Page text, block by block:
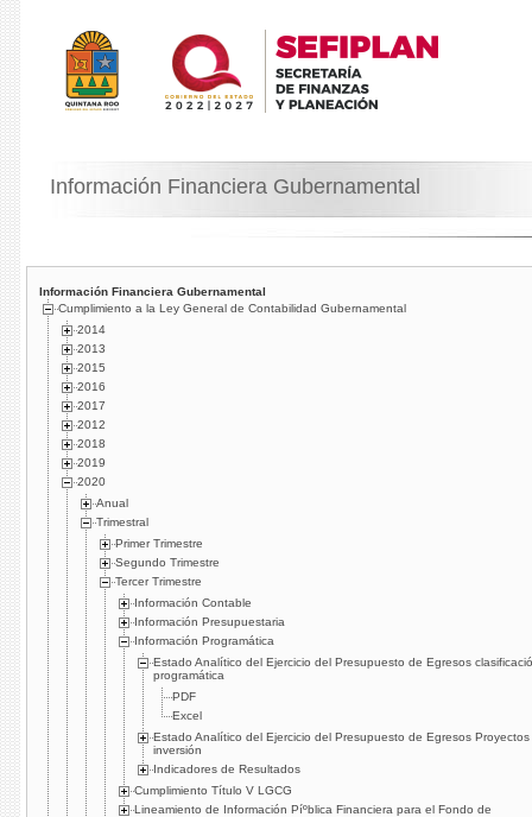
Información Financiera Gubernamental
Información Financiera Gubernamental
Cumplimiento a la Ley General de Contabilidad Gubernamental
2014
2013
2015
2016
2017
2012
2018
2019
2020
Anual
Trimestral
Primer Trimestre
Segundo Trimestre
Tercer Trimestre
Información Contable
Información Presupuestaria
Información Programática
Estado Analí­tico del Ejercicio del Presupuesto de Egresos
programática
PDF
Excel
Estado Analí­tico del Ejercicio del Presupuesto de Egresos
inversión
Indicadores de Resultados
Cumplimiento Tí­tulo V LGCG
Lineamiento de Información Píºblica Financiera para el Fondo de